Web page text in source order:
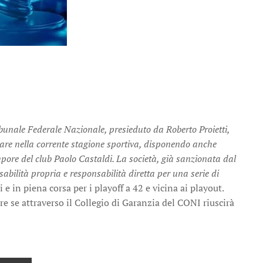
Federale Nazionale, presieduto da Roberto Proietti,
nella corrente stagione sportiva, disponendo anche
del club Paolo Castaldi. La società, già sanzionata dal
propria e responsabilità diretta per una serie di
e in piena corsa per i playoff a 42 e vicina ai playout.
se attraverso il Collegio di Garanzia del CONI riuscirà